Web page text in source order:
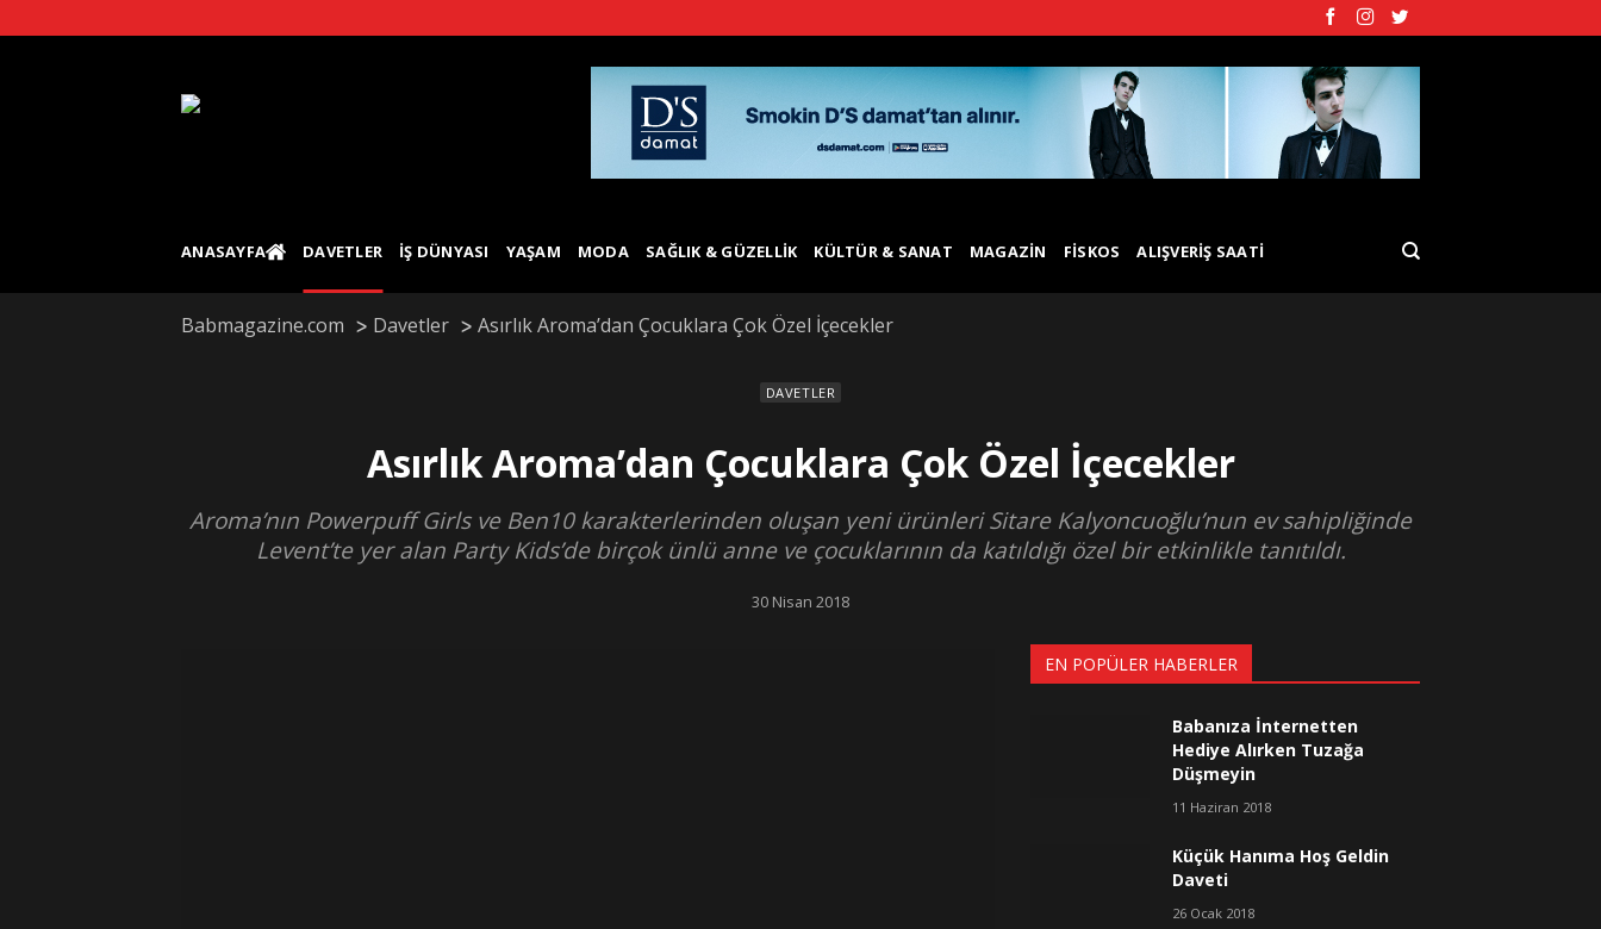
to
ANASAYFA DAVETLER İŞ DÜNYASI YAŞAM MODA SAĞLIK & GÜZELLIK KÜLTÜR & SANAT MAGAZIN FISKOS ALIŞVERIŞ SAATI
Babmagazine.com Davetler Asırlık Aroma’dan Çocuklara Çok Özel İçecekler
DAVETLER
Asırlık Aroma’dan Çocuklara Çok Özel İçecekler
Aroma’nın Powerpuff Girls ve Ben10 karakterlerinden oluşan yeni ürünleri Sitare Kalyoncuoğlu’nun ev sahipliğinde
Levent’te yer alan Party Kids’de birçok ünlü anne ve çocuklarının da katıldığı özel bir etkinlikle tanıtıldı.
30 Nisan 2018
EN POPÜLER HABERLER
Babanıza İnternetten
Hediye Alırken Tuzağa
Düşmeyin
11 Haziran 2018
Küçük Hanıma Hoş Geldin
Daveti
26 Ocak 2018